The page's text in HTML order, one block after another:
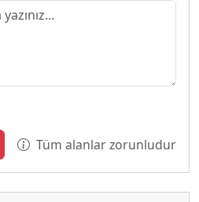
Tüm alanlar zorunludur